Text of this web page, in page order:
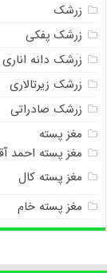
زرشک
زرشک پفکی
زرشک دانه اناری
زرشک زیرتالاری
زرشک صادراتی
مغز پسته
مغز پسته احمد
مغز پسته کال
مغز پسته خام